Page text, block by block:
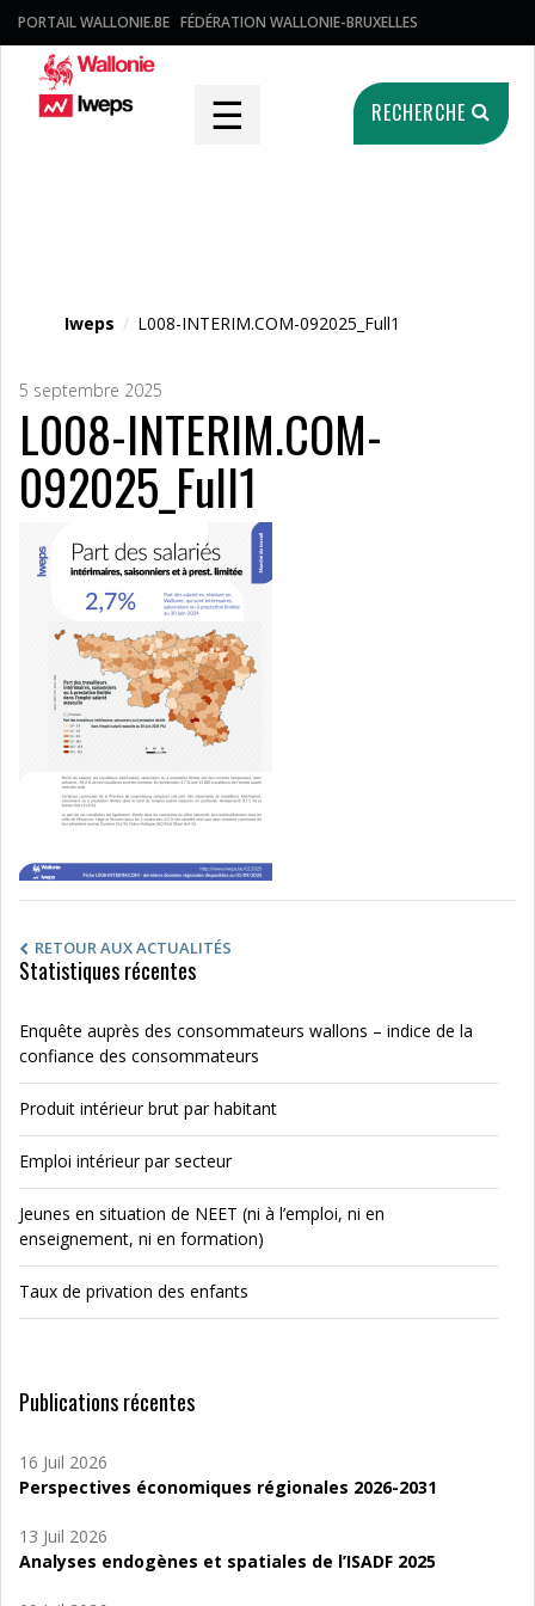
PORTAIL WALLONIE.BE FÉDÉRATION WALLONIE-BRUXELLES
☰ RECHERCHE
Iweps / L008-INTERIM.COM-092025_Full1
5 septembre 2025
L008-INTERIM.COM-
092025_Full1
RETOUR AUX ACTUALITÉS
Statistiques récentes
Enquête auprès des consommateurs wallons – indice de la
confiance des consommateurs
Produit intérieur brut par habitant
Emploi intérieur par secteur
Jeunes en situation de NEET (ni à l’emploi, ni en
enseignement, ni en formation)
Taux de privation des enfants
Publications récentes
16 Juil 2026
Perspectives économiques régionales 2026-2031
13 Juil 2026
Analyses endogènes et spatiales de l’ISADF 2025